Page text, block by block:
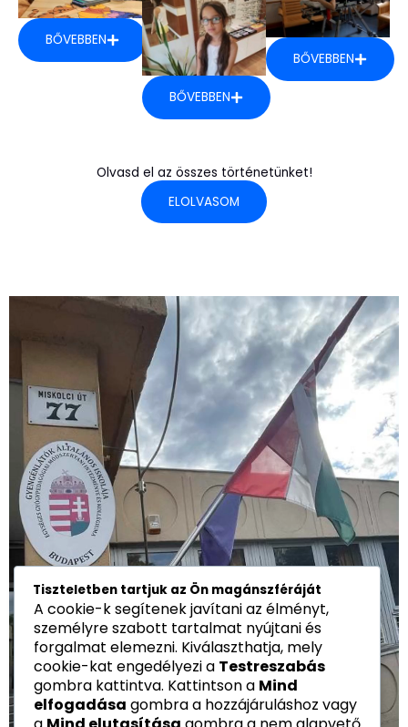
BŐVEBBEN
BŐVEBBEN
BŐVEBBEN
Olvasd el az összes történetünket!
ELOLVASOM
Tiszteletben tartjuk az Ön magánszféráját
A cookie-k segítenek javítani az élményt,
személyre szabott tartalmat nyújtani és
forgalmat elemezni. Kiválaszthatja, mely
cookie-kat engedélyezi a Testreszabás
gombra kattintva. Kattintson a Mind
elfogadása gombra a hozzájáruláshoz vagy